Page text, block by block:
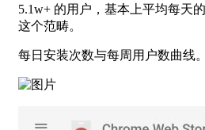
5.1w+ 的用户，基本上平均每天
这个范畴。
每日安装次数与每周用户数曲线。